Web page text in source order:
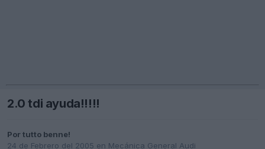
2.0 tdi ayuda!!!!!
Portutto benne!
24 de Febrero del 2005 en Mecánica General Audi